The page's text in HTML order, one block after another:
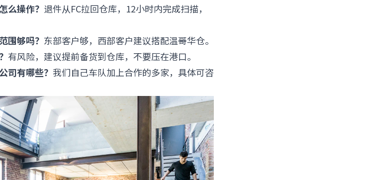
么操作？ 退件从FC拉回仓库，12小时内完成扫描，
围够吗？ 东部客户够，西部客户建议搭配温哥华仓。
有风险，建议提前备货到仓库，不要压在港口。
司有哪些？ 我们自己车队加上合作的多家，具体可咨